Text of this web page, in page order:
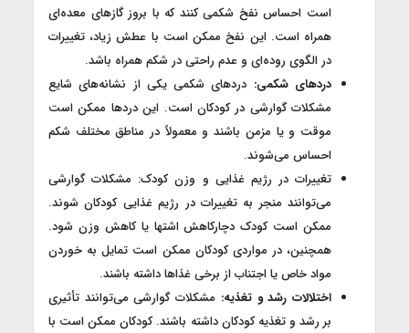
است احساس نفخ شکمی کنند که با بروز گازهای معده‌ای
همراه است. این نفخ ممکن است با عطش زیاد، تغییرات
در الگوی روده‌ای و عدم راحتی در شکم همراه باشد.
دردهای شکمی: دردهای شکمی یکی از نشانه‌های شایع
مشکلات گوارشی در کودکان است. این دردها ممکن است
موقت و یا مزمن باشند و معمولاً در مناطق مختلف شکم
احساس می‌شوند.
تغییرات در رژیم غذایی و وزن کودک: مشکلات گوارشی
می‌توانند منجر به تغییرات در رژیم غذایی کودکان شوند.
ممکن است کودک دچارکاهش اشتها یا کاهش وزن شود.
همچنین، در مواردی کودکان ممکن است تمایل به خوردن
مواد خاص یا اجتناب از برخی غذاها داشته باشند.
اختلالات رشد و تغذیه: مشکلات گوارشی می‌توانند تأثیری
بر رشد و تغذیه کودکان داشته باشند. کودکان ممکن است با